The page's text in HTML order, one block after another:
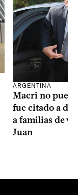
ARGENTINA
Macri no
fue citado a
a familias de
Juan